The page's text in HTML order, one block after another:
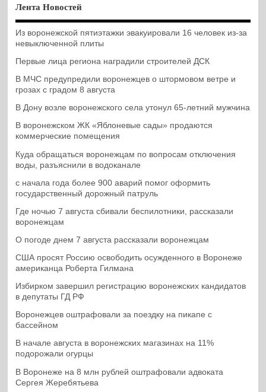
Лента Новостей
Из воронежской пятиэтажки эвакуировали 16 человек из-за
невыключенной плиты
Первые лица региона наградили строителей ДСК
В МЧС предупредили воронежцев о штормовом ветре и
грозах с градом 8 августа
В Дону возле воронежского села утонул 65-летний мужчина
В воронежском ЖК «Яблоневые сады» продаются
коммерческие помещения
Куда обращаться воронежцам по вопросам отключения
воды, разъяснили в водоканале
с начала года более 900 аварий помог оформить
государственный дорожный патруль
Где ночью 7 августа сбивали беспилотники, рассказали
воронежцам
О погоде днем 7 августа рассказали воронежцам
США просят Россию освободить осужденного в Воронеже
американца Роберта Гилмана
Избирком завершил регистрацию воронежских кандидатов
в депутаты ГД РФ
Воронежцев оштрафовали за поездку на пикапе с
бассейном
В начале августа в воронежских магазинах на 11%
подорожали огурцы
В Воронеже на 8 млн рублей оштрафовали адвоката
Сергея Жеребятьева